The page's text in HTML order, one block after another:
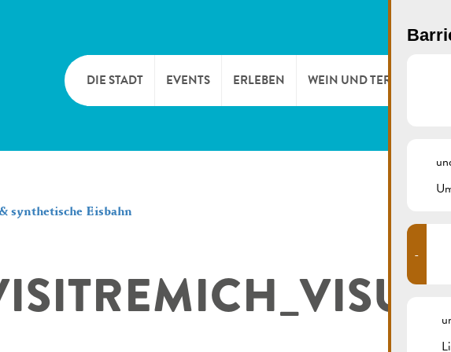
DIE STADT
OFFICE RÉGIONAL DU
TOURISME
EVENTS ERLEBEN
MÄRKTE
WEIN UND TERROIR
synthetische Eisbahn
-